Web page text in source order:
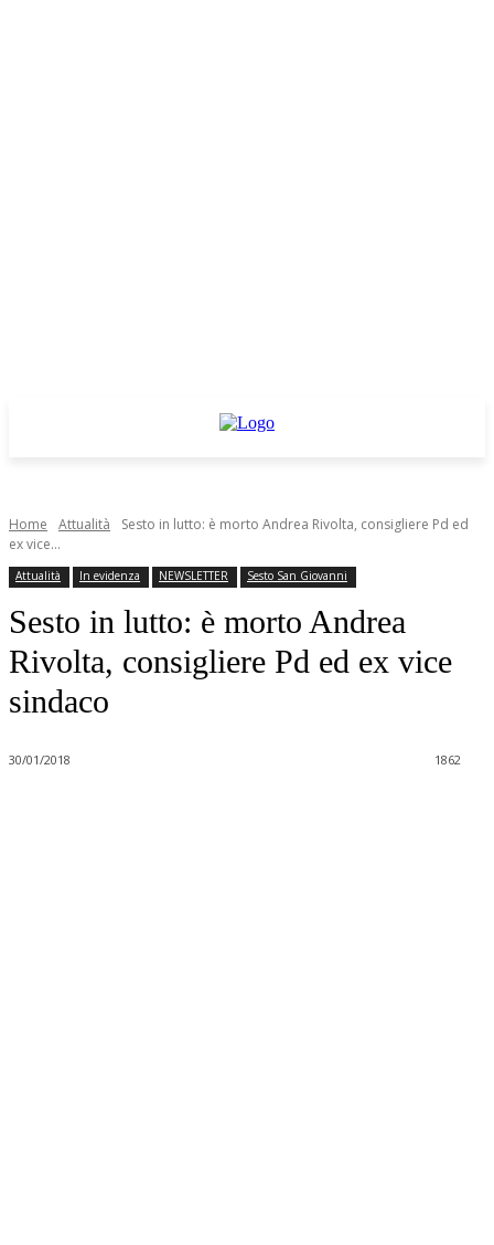
Home Attualità
Sesto in lutto: è morto Andrea Rivolta, consigliere Pd ed
ex vice...
Attualità In evidenza NEWSLETTER Sesto San Giovanni
Sesto in lutto: è morto Andrea
Rivolta, consigliere Pd ed ex vice
sindaco
30/01/2018 1862